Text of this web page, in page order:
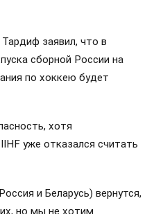
заявил, что в
сборной России на
по хоккею будет
хотя
уже отказался считать
и Беларусь) вернутся,
но мы не хотим